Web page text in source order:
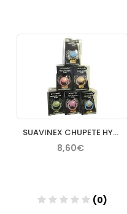
Añadir
SUAVINEX CHUPETE HYGGE BABY 06M SILICONA FISIOLOGICA
8,60€
(0)